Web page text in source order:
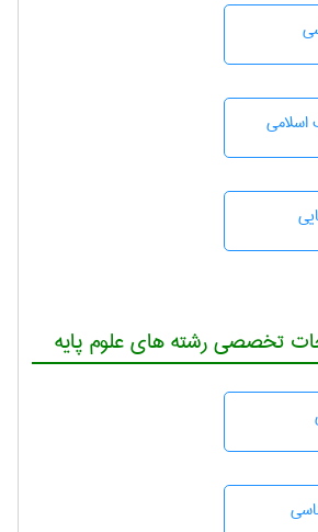
اسلامی
تخصصی رشته های علوم پایه